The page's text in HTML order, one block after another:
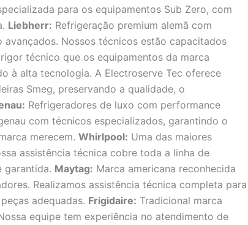
para os equipamentos Sub Zero, com
Liebherr: Refrigeração premium alemã com
Nossos técnicos estão capacitados
técnico que os equipamentos da marca
à alta tecnologia. A Electroserve Tec oferece
Smeg, preservando a qualidade, o
Refrigeradores de luxo com performance
com técnicos especializados, garantindo o
merecem. Whirlpool: Uma das maiores
assistência técnica cobre toda a linha de
garantida. Maytag: Marca americana reconhecida
Realizamos assistência técnica completa para
adequadas. Frigidaire: Tradicional marca
equipe tem experiência no atendimento de